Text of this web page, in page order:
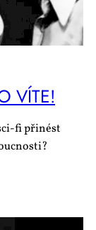
VÍ­TE!
fi přinést